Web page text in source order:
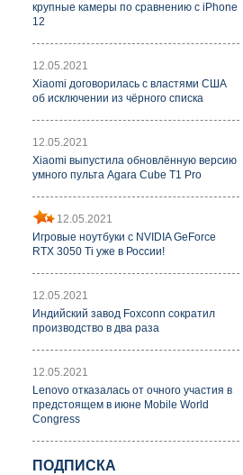
крупные камеры по сравнению с iPhone
12
12.05.2021
Xiaomi договорилась с властями США
об исключении из чёрного списка
12.05.2021
Xiaomi выпустила обновлённую версию
умного пульта Agara Cube T1 Pro
12.05.2021
Игровые ноутбуки с NVIDIA GeForce
RTX 3050 Ti уже в России!
12.05.2021
Индийский завод Foxconn сократил
производство в два раза
12.05.2021
Lenovo отказалась от очного участия в
предстоящем в июне Mobile World
Congress
ПОДПИСКА